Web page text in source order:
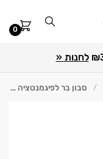
0
לחנות «
/ סבון בר לפיגמנטציה RETIN A 100 מ"ל GIGI ג'יג'י